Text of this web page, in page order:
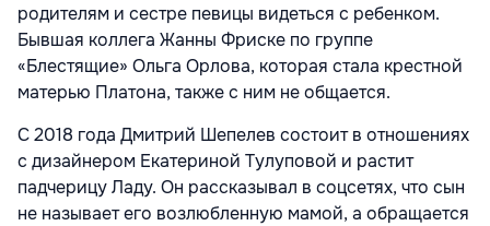
родителям и сестре певицы видеться с ребенком.
Бывшая коллега Жанны Фриске по группе
«Блестящие» Ольга Орлова, которая стала крестной
матерью Платона, также с ним не общается.
С 2018 года Дмитрий Шепелев состоит в отношениях
с дизайнером Екатериной Тулуповой и растит
падчерицу Ладу. Он рассказывал в соцсетях, что сын
не называет его возлюбленную мамой, а обращается